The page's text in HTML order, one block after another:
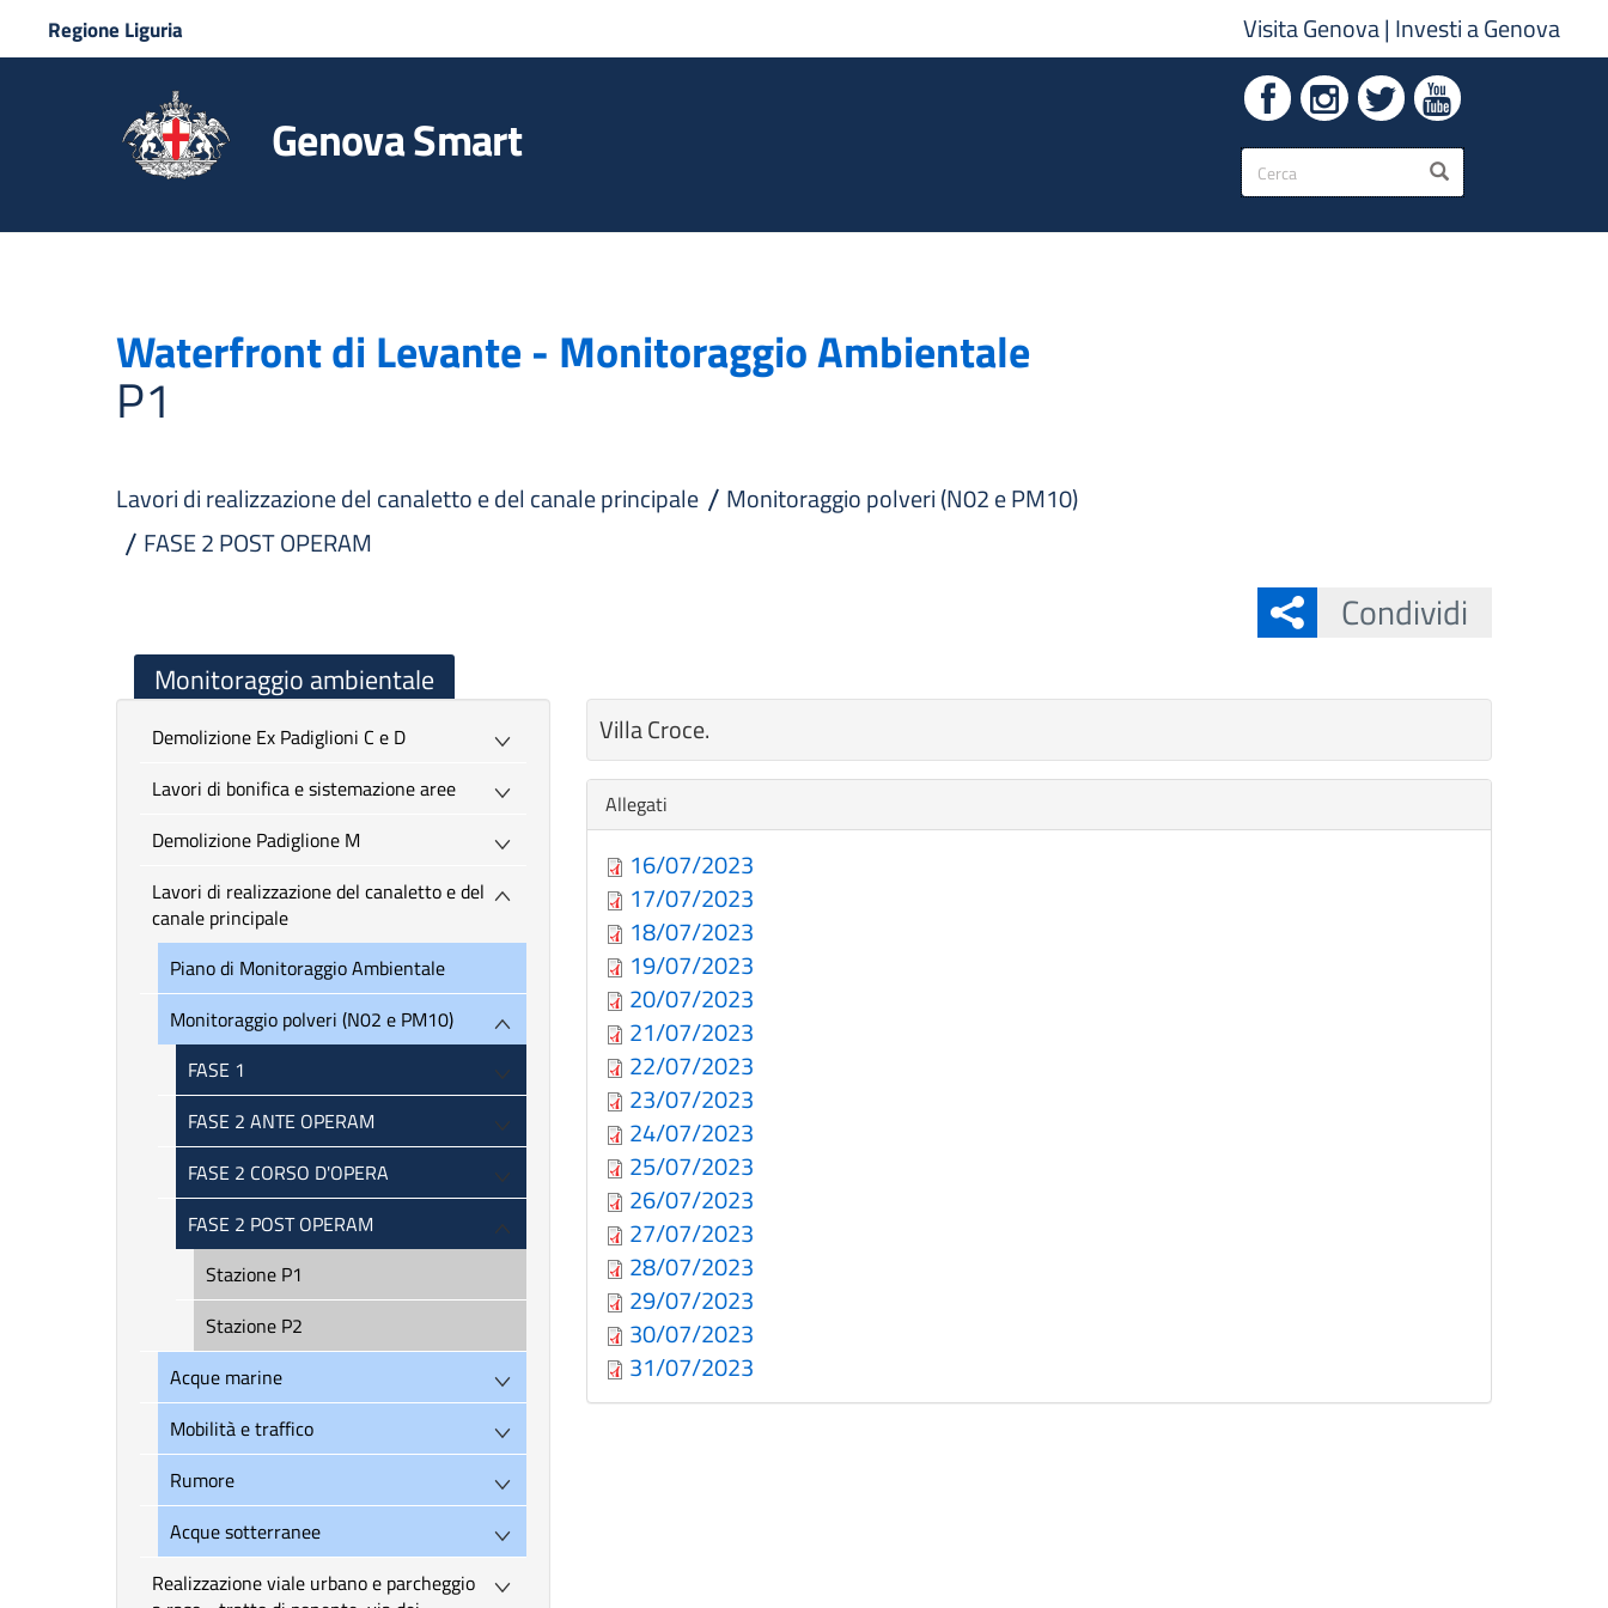
Regione Liguria Visita Genova| Investi a Genova
Genova Smart
Form
di
ricerca
CERCA
Waterfront di Levante - Monitoraggio Ambientale
P1
Lavori di realizzazione del canaletto e del canale principale
Monitoraggio polveri (N02 e PM10)
FASE 2 POST OPERAM
Condividi
Monitoraggio ambientale
Villa Croce.
Nascondi
Allegati
16/07/2023
17/07/2023
18/07/2023
19/07/2023
20/07/2023
21/07/2023
22/07/2023
23/07/2023
24/07/2023
25/07/2023
26/07/2023
27/07/2023
28/07/2023
29/07/2023
30/07/2023
31/07/2023
Demolizione Ex Padiglioni C e D
Lavori di bonifica e sistemazione aree
Demolizione Padiglione M
Lavori di realizzazione del canaletto e del
canale principale
Piano di Monitoraggio Ambientale
Monitoraggio polveri (N02 e PM10)
FASE 1
FASE 2 ANTE OPERAM
FASE 2 CORSO D'OPERA
FASE 2 POST OPERAM
Stazione P1
Stazione P2
Acque marine
Mobilità e traffico
Rumore
Acque sotterranee
Realizzazione viale urbano e parcheggio